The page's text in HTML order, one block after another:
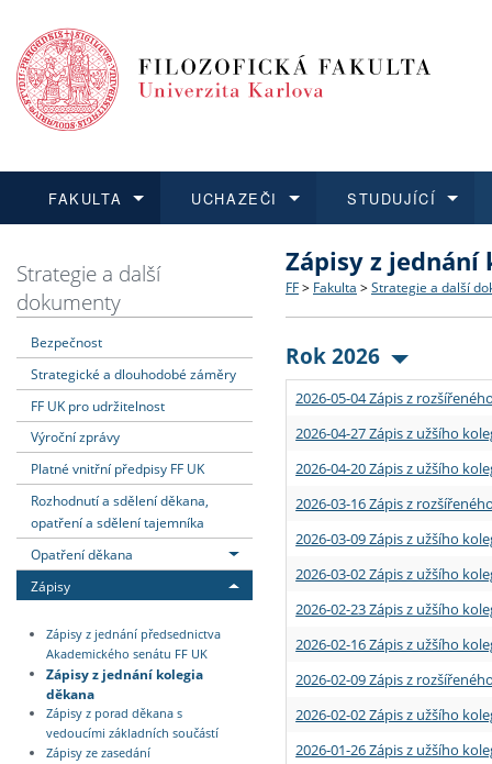
FAKULTA
Dozvědět se více
Struktura a historie
Strategie a další
Podpora a benefity pro
Absolventi fakulty
UCHAZEČI
Podat přihlášku
Co studovat a jak se
Učitelské studijní
Informace k průběhu
STUDUJÍCÍ
Dozvědět se více
Bakalářské a magisterské
Doktorské studium
Rigorózní řízení
Dozvědět se více
O vědě a výzkumu na FF
Akademické kvalifikace
Granty a projekty
Dozvědět se více
Aktuální nabídky a
Vyjíždějící studenti
Přijíždějící studenti
Vyjíždějící zaměstnanci
Strategie a další
dokumenty
Bezpečnost
Strategické a dlouhodobé záměry
FF UK pro udržitelnost
Výroční zprávy
Platné vnitřní předpisy FF UK
Rozhodnutí a sdělení děkana,
opatření a sdělení tajemníka
Opatření děkana
Zápisy
Zápisy z jednání předsednictva
Akademického senátu FF UK
Zápisy z jednání kolegia
děkana
Zápisy z porad děkana s
vedoucími základních součástí
Zápisy ze zasedání
Zápisy z jednání
FF > Fakulta > Strategie a další
Rok 2026
2026-05-04 Zápis z
2026-04-27 Zápis z užšího
2026-04-20 Zápis z užšího
2026-03-16 Zápis z
2026-03-09 Zápis z užšího
2026-03-02 Zápis z užšího
2026-02-23 Zápis z užšího
2026-02-16 Zápis z užšího
2026-02-09 Zápis z
2026-02-02 Zápis z užšího
2026-01-26 Zápis z užšího